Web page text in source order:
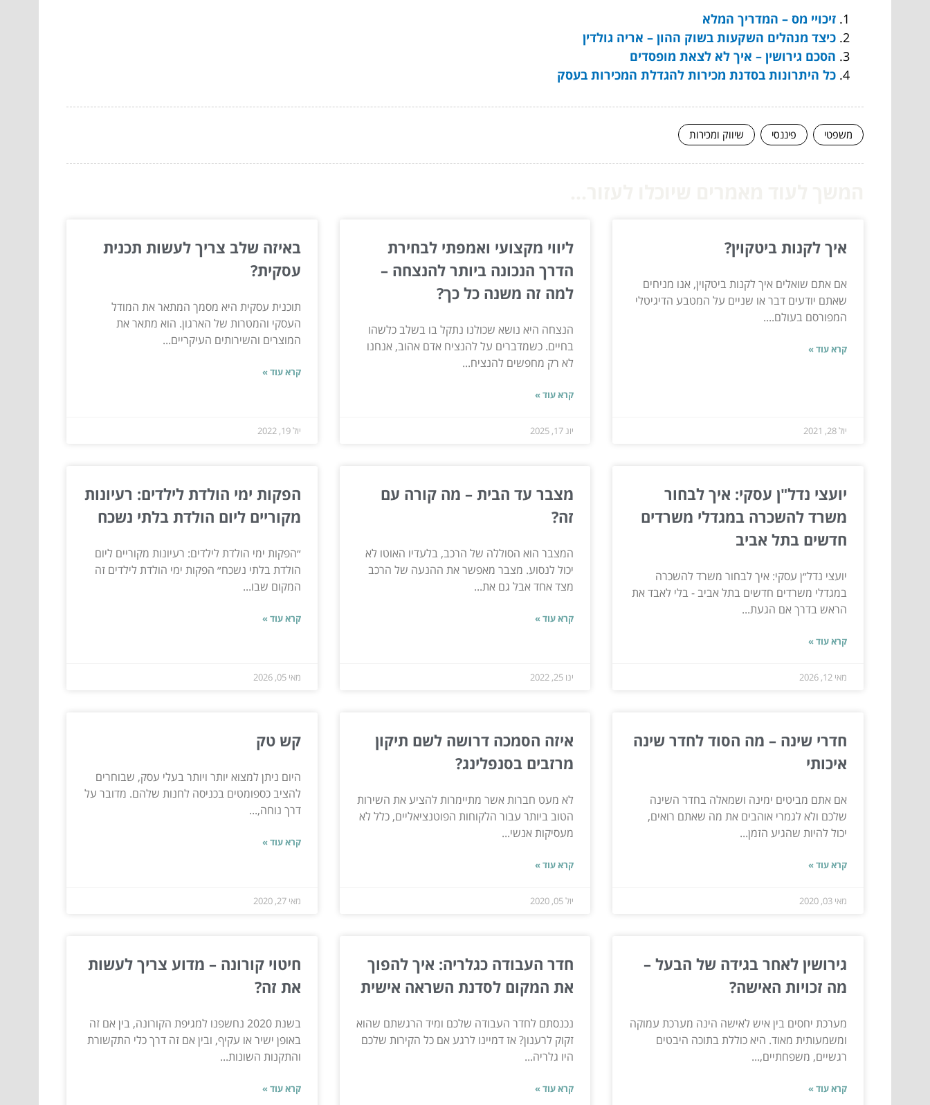
זיכויי מס – המדריך המלא
כיצד מנהלים השקעות בשוק ההון – אריה גולדין
הסכם גירושין – איך לא לצאת מופסדים
כל היתרונות בסדנת מכירות להגדלת המכירות בעסק
משפטי פיננסי שיווק ומכירות
איך לקנות ביטקוין?
אם אתם שואלים איך לקנות ביטקוין, אנו מניחים
שאתם יודעים דבר או שניים על המטבע הדיגיטלי
המפורסם בעולם....
קרא עוד »
יול 28, 2021
ליווי מקצועי ואמפתי לבחירת
הדרך הנכונה ביותר להנצחה –
למה זה משנה כל כך?
הנצחה היא נושא שכולנו נתקל בו בשלב כלשהו
בחיים. כשמדברים על להנציח אדם אהוב, אנחנו
לא רק מחפשים להנציח...
קרא עוד »
יונ 17, 2025
באיזה שלב צריך לעשות תכנית
עסקית?
תוכנית עסקית היא מסמך המתאר את המודל
העסקי והמטרות של הארגון. הוא מתאר את
המוצרים והשירותים העיקריים...
קרא עוד »
יול 19, 2022
יועצי נדל"ן עסקי: איך לבחור
משרד להשכרה במגדלי משרדים
חדשים בתל אביב
יועצי נדל״ן עסקי: איך לבחור משרד להשכרה
במגדלי משרדים חדשים בתל אביב - בלי לאבד את
הראש בדרך אם הגעת...
קרא עוד »
מאי 12, 2026
מצבר עד הבית – מה קורה עם
זה?
המצבר הוא הסוללה של הרכב, בלעדיו האוטו לא
יכול לנסוע. מצבר מאפשר את ההנעה של הרכב
מצד אחד אבל גם את...
קרא עוד »
ינו 25, 2022
הפקות ימי הולדת לילדים: רעיונות
מקוריים ליום הולדת בלתי נשכח
״הפקות ימי הולדת לילדים: רעיונות מקוריים ליום
הולדת בלתי נשכח״ הפקות ימי הולדת לילדים זה
המקום שבו...
קרא עוד »
מאי 05, 2026
חדרי שינה – מה הסוד לחדר שינה
איכותי
אם אתם מביטים ימינה ושמאלה בחדר השינה
שלכם ולא לגמרי אוהבים את מה שאתם רואים,
יכול להיות שהגיע הזמן...
קרא עוד »
מאי 03, 2020
איזה הסמכה דרושה לשם תיקון
מרזבים בסנפלינג?
לא מעט חברות אשר מתיימרות להציע את השירות
הטוב ביותר עבור הלקוחות הפוטנציאליים, כלל לא
מעסיקות אנשי...
קרא עוד »
יול 05, 2020
קש טק
היום ניתן למצוא יותר ויותר בעלי עסק, שבוחרים
להציב כספומטים בכניסה לחנות שלהם. מדובר על
דרך נוחה,...
קרא עוד »
מאי 27, 2020
גירושין לאחר בגידה של הבעל –
מה זכויות האישה?
מערכת יחסים בין איש לאישה הינה מערכת עמוקה
ומשמעותית מאוד. היא כוללת בתוכה היבטים
רגשיים, משפחתיים,...
קרא עוד »
חדר העבודה כגלריה: איך להפוך
את המקום לסדנת השראה אישית
נכנסתם לחדר העבודה שלכם ומיד הרגשתם שהוא
זקוק לרענון? אז דמיינו לרגע אם כל הקירות שלכם
היו גלריה...
קרא עוד »
חיטוי קורונה – מדוע צריך לעשות
את זה?
בשנת 2020 נחשפנו למגיפת הקורונה, בין אם זה
באופן ישיר או עקיף, ובין אם זה דרך כלי התקשורת
והתקנות השונות...
קרא עוד »